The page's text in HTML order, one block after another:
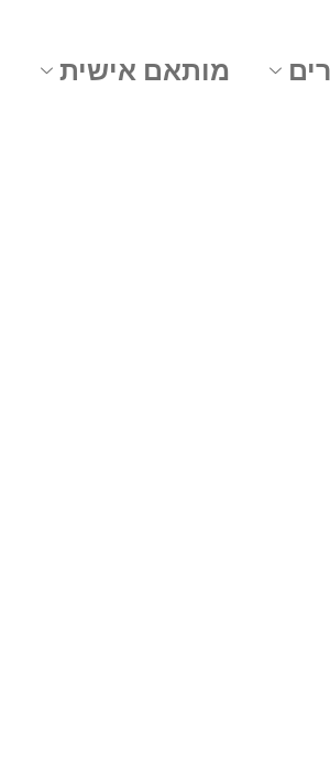
מותאם אישית